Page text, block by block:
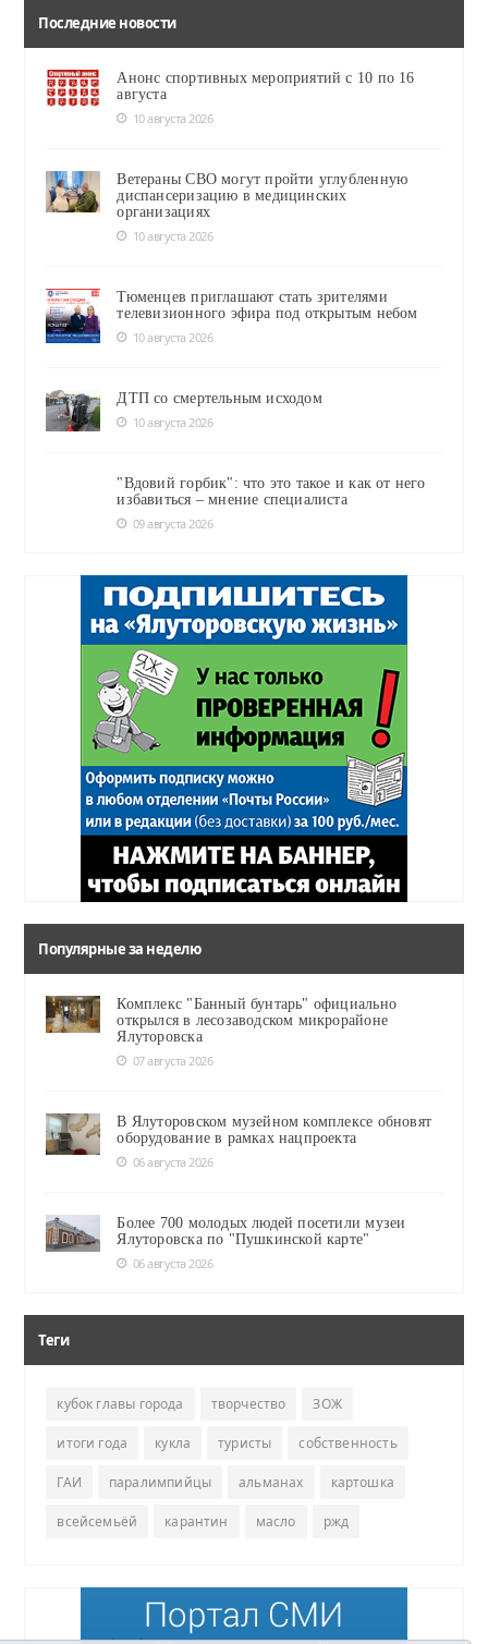
Последние новости
Анонс спортивных мероприятий с 10 по 16
августа
10 августа 2026
Ветераны СВО могут пройти углубленную
диспансеризацию в медицинских
организациях
10 августа 2026
Тюменцев приглашают стать зрителями
телевизионного эфира под открытым небом
10 августа 2026
ДТП со смертельным исходом
10 августа 2026
"Вдовий горбик": что это такое и как от него
избавиться – мнение специалиста
09 августа 2026
Популярные за неделю
Комплекс "Банный бунтарь" официально
открылся в лесозаводском микрорайоне
Ялуторовска
07 августа 2026
В Ялуторовском музейном комплексе обновят
оборудование в рамках нацпроекта
06 августа 2026
Более 700 молодых людей посетили музеи
Ялуторовска по "Пушкинской карте"
06 августа 2026
Теги
кубок главы города творчество ЗОЖ
итоги года кукла туристы собственность
ГАИ паралимпийцы альманах картошка
всейсемьёй карантин масло ржд